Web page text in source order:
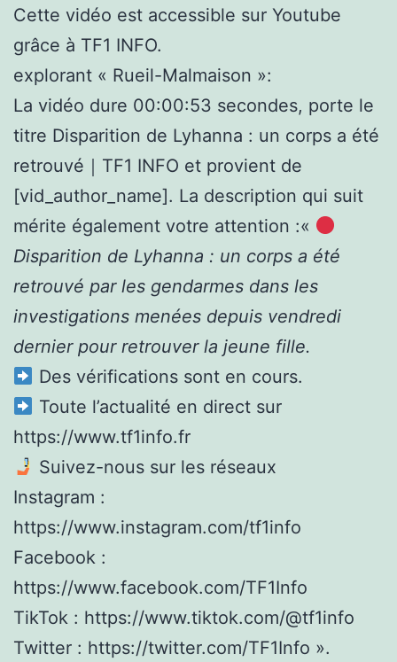
Cette vidéo est accessible sur Youtube
grâce à TF1 INFO.
explorant « Rueil-Malmaison »:
La vidéo dure 00:00:53 secondes, porte le
titre Disparition de Lyhanna : un corps a été
retrouvé｜TF1 INFO et provient de
[vid_author_name]. La description qui suit
mérite également votre attention :«
Disparition de Lyhanna : un corps a été
retrouvé par les gendarmes dans les
investigations menées depuis vendredi
dernier pour retrouver la jeune fille.
Des vérifications sont en cours.
Toute l’actualité en direct sur
https://www.tf1info.fr
Suivez-nous sur les réseaux
Instagram :
https://www.instagram.com/tf1info
Facebook :
https://www.facebook.com/TF1Info
TikTok : https://www.tiktok.com/@tf1info
Twitter : https://twitter.com/TF1Info ».